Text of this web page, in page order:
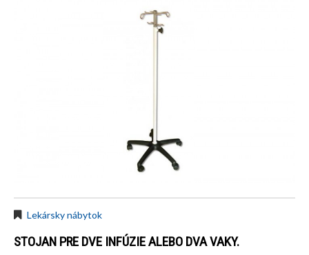
Lekársky nábytok
STOJAN PRE DVE INFÚZIE ALEBO DVA VAKY.